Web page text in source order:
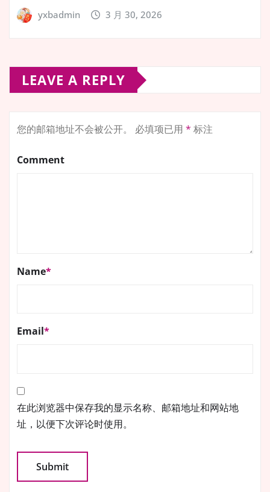
yxbadmin 3 月 30, 2026
LEAVE A REPLY
您的邮箱地址不会被公开。 必填项已用 * 标注
Comment
Name*
Email*
在此浏览器中保存我的显示名称、邮箱地址和网站地
址，以便下次评论时使用。